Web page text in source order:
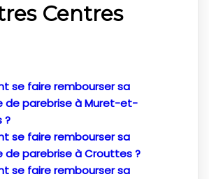
Centres
se faire rembourser sa
de parebrise à Muret-et-
?
se faire rembourser sa
de parebrise à Crouttes ?
se faire rembourser sa